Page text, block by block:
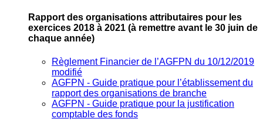
Rapport des organisations attributaires pour les
exercices 2018 à 2021 (à remettre avant le 30 juin de
chaque année)
Règlement Financier de l’AGFPN du 10/12/2019
modifié
AGFPN ‐ Guide pratique pour l’établissement du
rapport des organisations de branche
AGFPN ‐ Guide pratique pour la justification
comptable des fonds